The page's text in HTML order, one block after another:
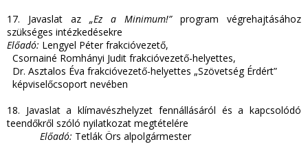
17. Javaslat az „Ez a Minimum!”program végrehajtásához
szükséges intézkedésekre
Előadó: Lengyel Péter frakcióvezető,
Csornainé Romhányi Judit frakcióvezető-helyettes,
Dr. Asztalos Éva frakcióvezető-helyettes „Szövetség Érdért”
képviselőcsoport nevében
18. Javaslat a klímavészhelyzet fennállásáról és a kapcsolódó
teendőkről szóló nyilatkozat megtételére
Előadó: Tetlák Örs alpolgármester